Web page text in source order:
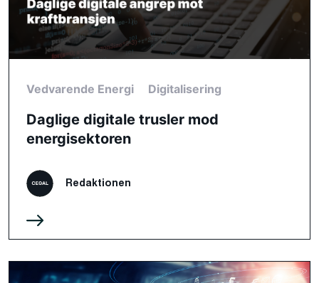
Vedvarende Energi Digitalisering
Daglige digitale trusler mod
energisektoren
Redaktionen